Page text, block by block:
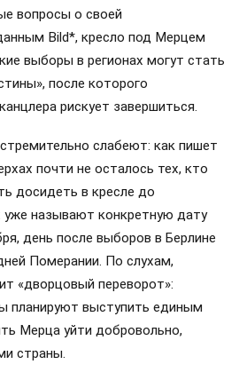
вопросы о своей
Bild*, кресло под Мерцем
выборы в регионах могут стать
после которого
рискует завершиться.
слабеют: как пишет
почти не осталось тех, кто
досидеть в кресле до
уже называют конкретную дату
день после выборов в Берлине
Померании. По слухам,
«дворцовый переворот»:
планируют выступить единым
Мерца уйти добровольно,
страны.